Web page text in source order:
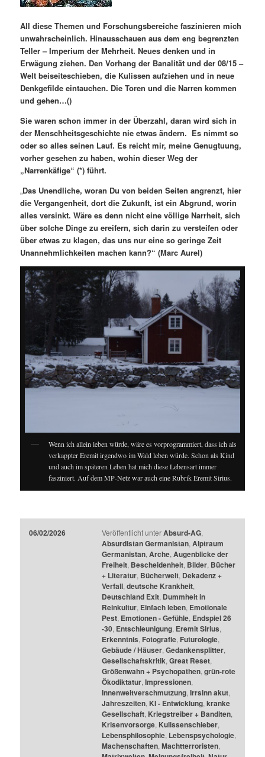
All diese Themen und Forschungsbereiche faszinieren mich
unwahrscheinlich. Hinausschauen aus dem eng begrenzten
Teller – Imperium der Mehrheit. Neues denken und in
Erwägung ziehen. Den Vorhang der Banalität und der 08/15 –
Welt beiseiteschieben, die Kulissen aufziehen und in neue
Denkgefilde eintauchen. Die Toren und die Narrenkommen
und gehen…()
Sie waren schon immer in der Überzahl, daran wird sich in
der Menschheitsgeschichte nie etwas ändern. Es nimmt so
oder so alles seinen Lauf. Es reicht mir, meine Genugtuung,
vorher gesehen zu haben, wohin dieser Weg der
„Narrenkäfige“ (*) führt.
„Das Unendliche, woran Du von beiden Seiten angrenzt, hier
die Vergangenheit, dort die Zukunft, ist ein Abgrund, worin
alles versinkt. Wäre es denn nicht eine völlige Narrheit, sich
über solche Dinge zu ereifern, sich darin zu versteifen oder
über etwas zu klagen, das uns nur eine so geringe Zeit
Unannehmlichkeiten machen kann?“ (Marc Aurel)
Wenn ich allein leben würde, wäre es vorprogrammiert, dass ich als
verkappter Eremit irgendwo im Wald leben würde. Schon als Kind
und auch im späteren Leben hat mich diese Lebensart immer
fasziniert. Auf dem MP-Netz war auch eine Rubrik Eremit Sirius.
06/02/2026 Veröffentlicht unter Absurd-AG,
Absurdistan Germanistan, Alptraum
Germanistan, Arche, Augenblicke der
Freiheit, Bescheidenheit, Bilder, Bücher
+ Literatur, Bücherwelt, Dekadenz +
Verfall, deutsche Krankheit,
Deutschland Exit, Dummheit in
Reinkultur, Einfach leben, Emotionale
Pest, Emotionen - Gefühle, Endspiel 26
-30, Entschleunigung, Eremit Sirius,
Erkenntnis, Fotografie, Futurologie,
Gebäude / Häuser, Gedankensplitter,
Gesellschaftskritik, Great Reset,
Größenwahn + Psychopathen, grün-rote
Ökodiktatur, Impressionen,
Innenweltverschmutzung, Irrsinn akut,
Jahreszeiten, KI - Entwicklung, kranke
Gesellschaft, Kriegstreiber + Banditen,
Krisenvorsorge, Kulissenschieber,
Lebensphilosophie, Lebenspsychologie,
Machenschaften, Machtterroristen,